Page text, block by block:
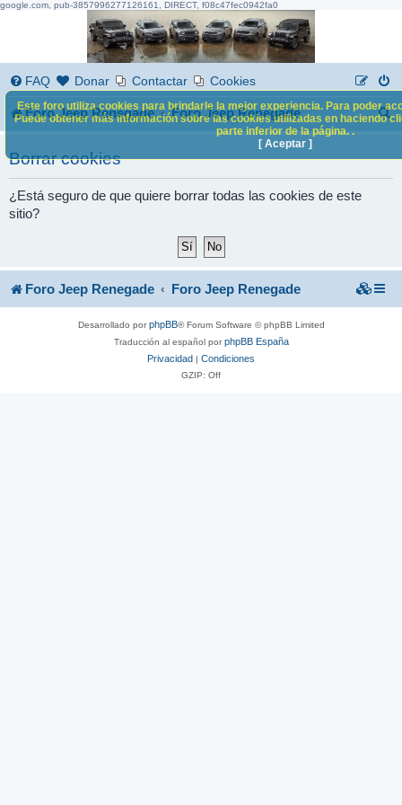
google.com, pub-3857996277126161, DIRECT, f08c47fec0942fa0
FAQ Donar Contactar Cookies
Foro Jeep Renegade Foro Jeep Renegade
B
s
Borrar cookies
¿Está seguro de que quiere borrar todas las cookies de este
sitio?
Este foro utiliza cookies para brindarle la mejor experiencia. Para poder
Puede obtener más información sobre las cookies utilizadas en haciendo
parte inferior de la página. .
[ Aceptar ]
Foro Jeep Renegade Foro Jeep Renegade
Desarrollado porphpBB® Forum Software © phpBB Limited
Traducción al español porphpBB España
Privacidad | Condiciones
GZIP: Off